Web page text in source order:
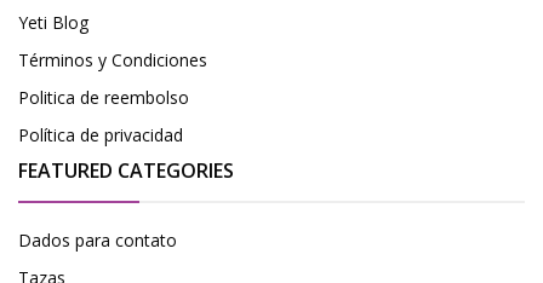
Yeti Blog
Términos y Condiciones
Politica de reembolso
Política de privacidad
FEATURED CATEGORIES
Dados para contato
Tazas